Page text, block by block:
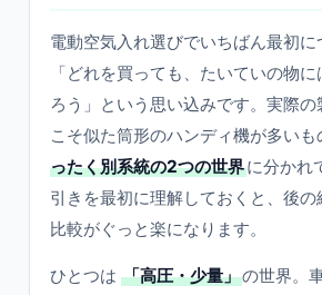
電動空気入れ選びでいちばん最初に
「どれを買っても、たいていの物
ろう」という思い込みです。実際の
こそ似た筒形のハンディ機が多いも
ったく別系統の2つの世界に分かれ
引きを最初に理解しておくと、後の
比較がぐっと楽になります。
ひとつは 「高圧・少量」の世界。